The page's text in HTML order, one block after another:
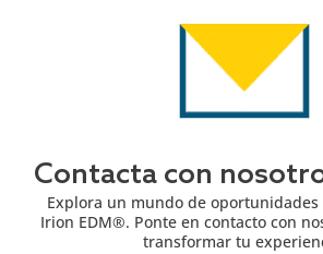
Contacta con
Explora un mundo de oportunidades
Irion EDM®. Ponte en contacto con
transformar tu